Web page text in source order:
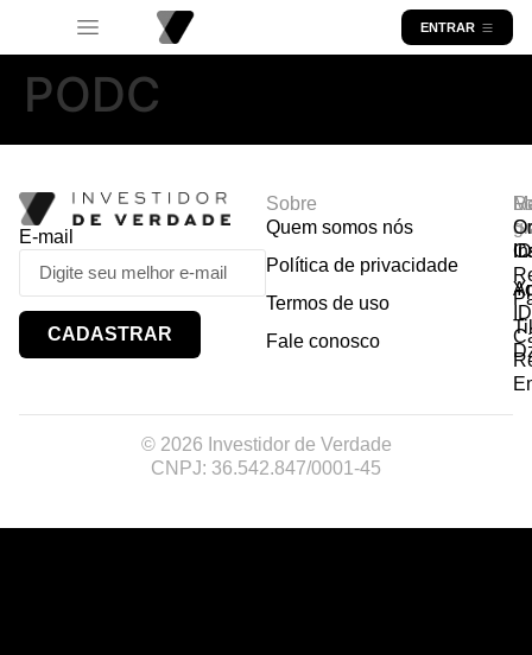
ENTRAR
PODC
E-mail
CADASTRAR
Sobre
Quem somos nós
Política de privacidade
Termos de uso
Fale conosco
© 2026 Investidor de Verdade
CNPJ: 36.542.847/0001-45